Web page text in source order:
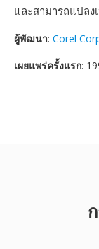
และสามารถแปล
ผู้พัฒนา: Corel
เผยแพร่ครั้งแรก: